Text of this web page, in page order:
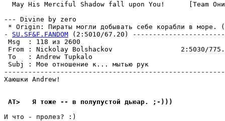
May His Merciful Shadow fall upon You!      [Team
--- Divine by zero
* Origin: Пираты могли добывать себе корабли в море.
- SU.SF&F.FANDOM (2:5010/67.20)
Msg  : 118
From : Nickolay Bolshackov                 2:5030/
To   : Andrew Tupkalo
Subj : Мое отношение
Хаюшки Andrew!
AT>   Я тоже -- в полупустой дьюаp. ;-)))
И что - пролез? :)